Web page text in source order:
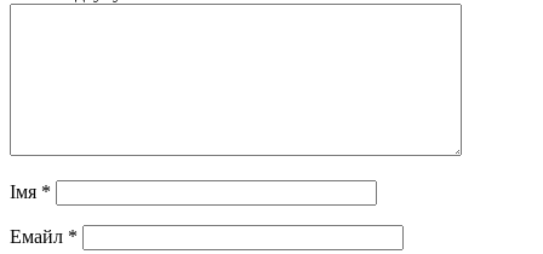
Імя *
Eмайл *